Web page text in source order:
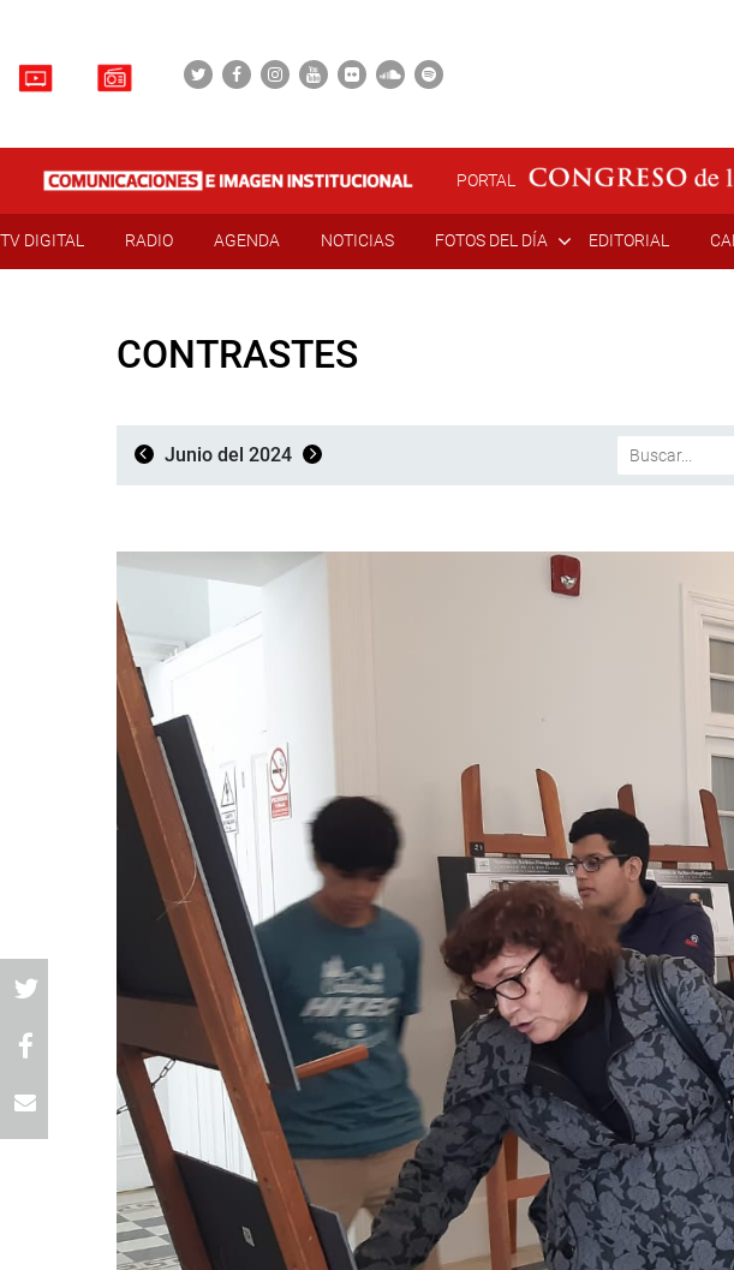
PORTAL
TV DIGITAL RADIO AGENDA NOTICIAS FOTOS DEL DÍA EDITORIAL
CONTRASTES
Junio del 2024